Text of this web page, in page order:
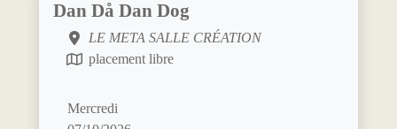
Dan Då Dan Dog
LE META SALLE CRÉATION
placement libre
Mercredi